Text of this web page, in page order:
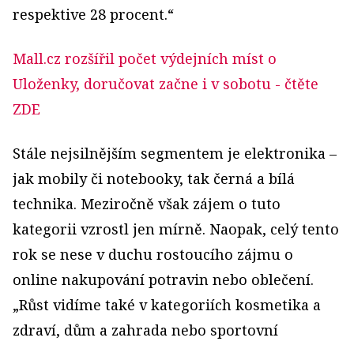
respektive 28 procent.“
Mall.cz rozšířil počet výdejních míst o
Uloženky, doručovat začne i v sobotu - čtěte
ZDE
Stále nejsilnějším segmentem je elektronika –
jak mobily či notebooky, tak černá a bílá
technika. Meziročně však zájem o tuto
kategorii vzrostl jen mírně. Naopak, celý tento
rok se nese v duchu rostoucího zájmu o
online nakupování potravin nebo oblečení.
„Růst vidíme také v kategoriích kosmetika a
zdraví, dům a zahrada nebo sportovní